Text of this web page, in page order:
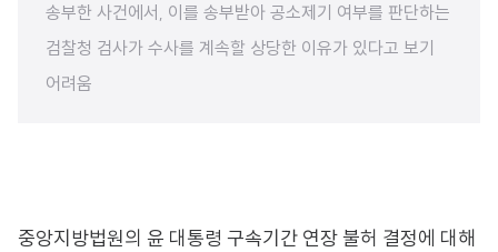
송부한 사건에서, 이를 송부받아 공소제기 여부를 판단하는
검찰청 검사가 수사를 계속할 상당한 이유가 있다고 보기
어려움
중앙지방법원의 윤 대통령 구속기간 연장 불허 결정에 대해